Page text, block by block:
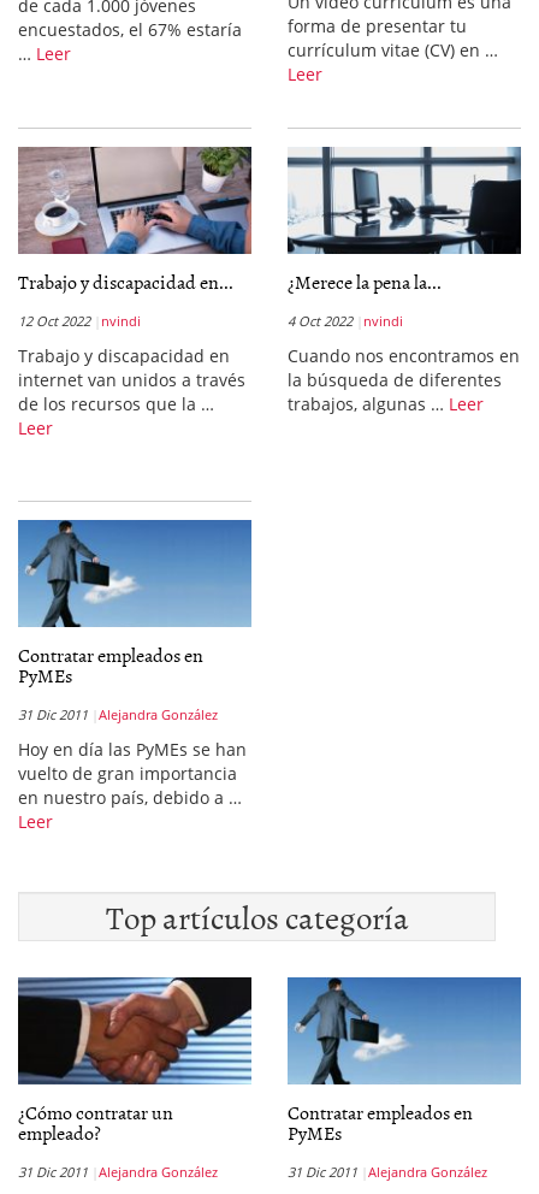
de cada 1.000 jóvenes
encuestados, el 67% estaría
… Leer
forma de presentar tu
currículum vitae (CV) en …
Leer
Trabajo y discapacidad en...
12 Oct 2022 nvindi
Trabajo y discapacidad en
internet van unidos a través
de los recursos que la …
Leer
¿Merece la pena la...
4 Oct 2022 nvindi
Cuando nos encontramos en
la búsqueda de diferentes
trabajos, algunas … Leer
Contratar empleados en
PyMEs
31 Dic 2011 Alejandra González
Hoy en día las PyMEs se han
vuelto de gran importancia
en nuestro país, debido a …
Leer
Top artículos categoría
¿Cómo contratar un
empleado?
31 Dic 2011 Alejandra González
Contratar empleados en
PyMEs
31 Dic 2011 Alejandra González